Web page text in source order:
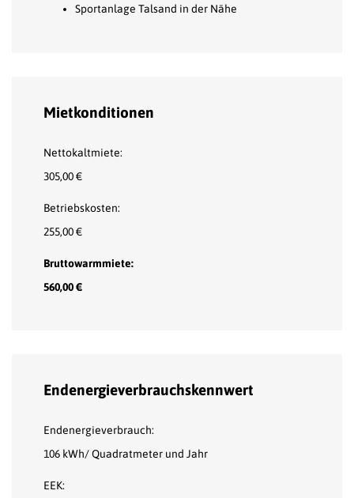
Sportanlage Talsand in der Nähe
Mietkonditionen
Nettokaltmiete:
305,00 €
Betriebskosten:
255,00 €
Bruttowarmmiete:
560,00 €
Endenergieverbrauchskennwert
Endenergieverbrauch:
106 kWh/ Quadratmeter und Jahr
EEK: